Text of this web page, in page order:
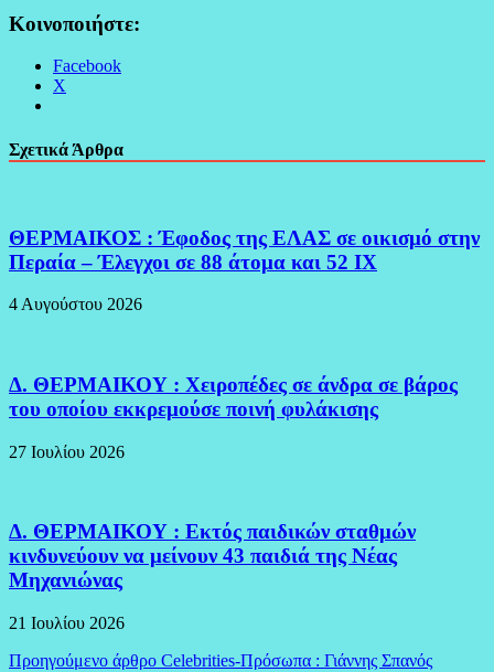
Κοινοποιήστε:
Facebook
X
Σχετικά Άρθρα
ΘΕΡΜΑΙΚΟΣ : Έφοδος της ΕΛΑΣ σε οικισμό στην
Περαία – Έλεγχοι σε 88 άτομα και 52 ΙΧ
4 Αυγούστου 2026
Δ. ΘΕΡΜΑΙΚΟΥ : Χειροπέδες σε άνδρα σε βάρος
του οποίου εκκρεμούσε ποινή φυλάκισης
27 Ιουλίου 2026
Δ. ΘΕΡΜΑΙΚΟΥ : Εκτός παιδικών σταθμών
κινδυνεύουν να μείνουν 43 παιδιά της Νέας
Μηχανιώνας
21 Ιουλίου 2026
Πλοήγηση
Προηγούμενο άρθρο Celebrities-Πρόσωπα : Γιάννης Σπανός